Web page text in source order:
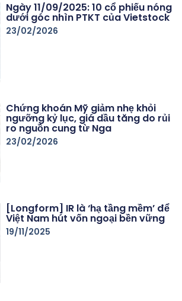
Ngày 11/09/2025: 10 cổ phiếu nóng
dưới góc nhìn PTKT của Vietstock
23/02/2026
Chứng khoán Mỹ giảm nhẹ khỏi
ngưỡng kỷ lục, giá dầu tăng do rủi
ro nguồn cung từ Nga
23/02/2026
[Longform] IR là ‘hạ tầng mềm’ để
Việt Nam hút vốn ngoại bền vững
19/11/2025